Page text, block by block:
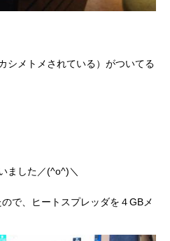
シメトメされている）がついてる
ました／(^o^)＼
で、ヒートスプレッダを４GBメ